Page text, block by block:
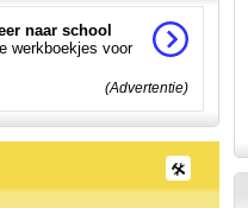
naar school
werkboekjes voor
(Advertentie)